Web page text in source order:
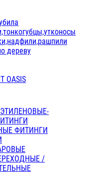
дереву
OASIS
ФИТИНГИ
/